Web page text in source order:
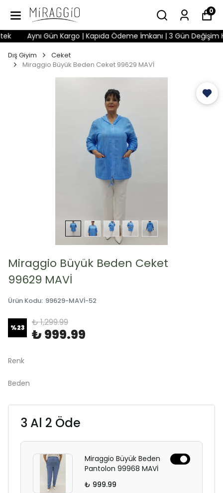
0
Aynı Gün Kargo | Kapıda Ödeme İmkanı | 3 Gün Değişim
Dış Giyim
Ceket
Miraggio Büyük Beden Ceket 99629 MAVİ
Miraggio Büyük Beden Ceket
99629 MAVİ
Ürün Kodu: 99629-MAVİ-52
%23 ₺ 1,299.99
₺ 999.99
Renk
Beden
3 Al 2 Öde
Miraggio Büyük Beden
Pantolon 99968 MAVİ
₺ 999.99